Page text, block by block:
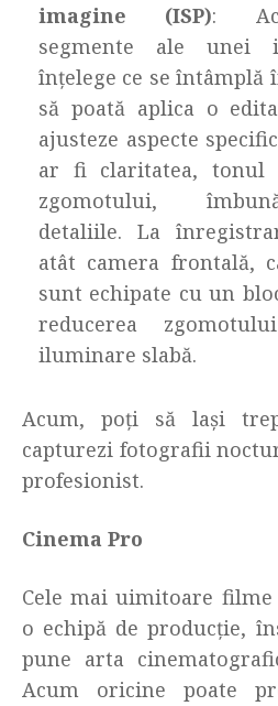
imagine (ISP):
segmente ale unei
înțelege ce se întâmplă
să poată aplica o
ajusteze aspecte
ar fi claritatea, tonul
zgomotului,
detaliile. La
atât camera frontală,
sunt echipate cu un
reducerea
iluminare slabă.
Acum, poți să lași
capturezi fotografii
profesionist.
Cinema Pro
Cele mai uimitoare filme
o echipă de producție,
pune arta
Acum oricine poate